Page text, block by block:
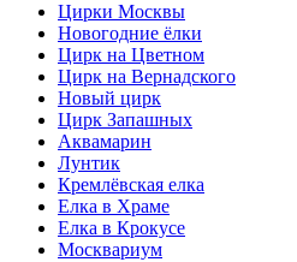
Цирки Москвы
Новогодние ёлки
Цирк на Цветном
Цирк на Вернадского
Новый цирк
Цирк Запашных
Аквамарин
Лунтик
Кремлёвская елка
Елка в Храме
Елка в Крокусе
Москвариум